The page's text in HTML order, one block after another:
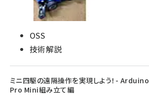
OSS
技術解説
ミニ四駆の遠隔操作を実現しよう！- Arduino
Pro Mini組み立て編